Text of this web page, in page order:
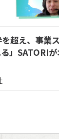
を超え、事業
」SATORI